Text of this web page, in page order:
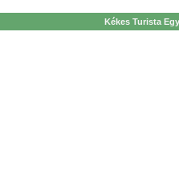
Kékes Turista